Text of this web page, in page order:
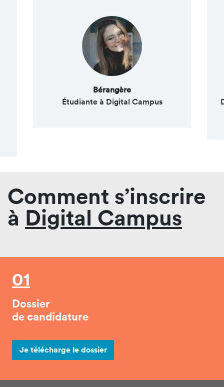
Bérangère
Étudiante à Digital Campus
Comment s’inscrire
à Digital Campus
01
Dossier
de candidature
Je télécharge le dossier